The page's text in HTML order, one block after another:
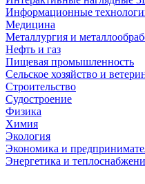
Информационные
Медицина
Металлургия и
Нефть и газ
Пищевая промышленность
Сельское хозяйство и
Строительство
Судостроение
Физика
Химия
Экология
Экономика и
Энергетика и